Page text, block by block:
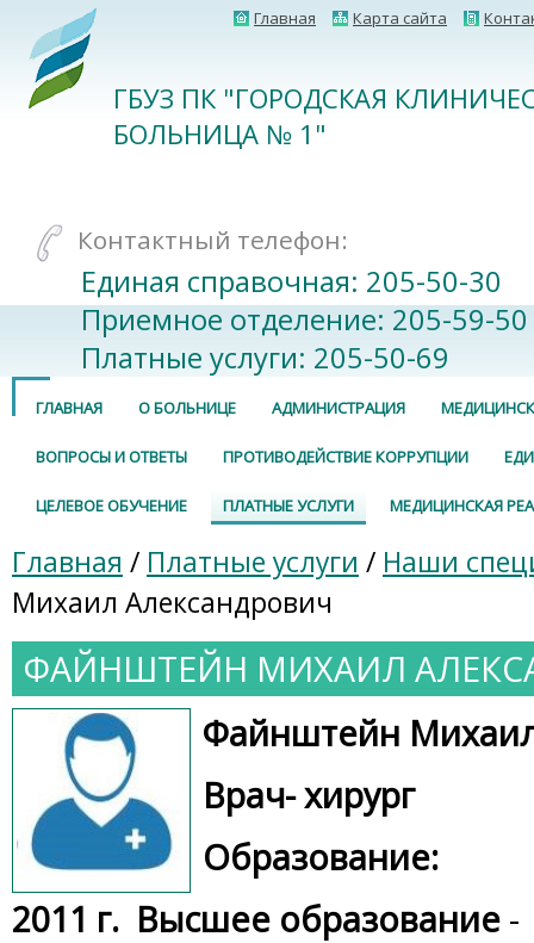
Главная Карта сайта
ГБУЗ ПК "ГОРОДСКАЯ
БОЛЬНИЦА № 1"
Контактный телефон:
Единая справочная: 205-50-30
Приемное отделение: 205-59-50
Платные услуги: 205-50-69
ГЛАВНАЯ О БОЛЬНИЦЕ АДМИНИСТРАЦИЯ
ВОПРОСЫ И ОТВЕТЫ ПРОТИВОДЕЙСТВИЕ КОРРУПЦИИ
ЦЕЛЕВОЕ ОБУЧЕНИЕ ПЛАТНЫЕ УСЛУГИ МЕДИЦИНСКАЯ
Главная / Платные услуги / Наши
Михаил Александрович
ФАЙНШТЕЙН МИХАИЛ
Файнштейн
Врач- хирург
Образование:
2011 г. Высшее образование -